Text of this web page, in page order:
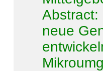
Abstract:
neue